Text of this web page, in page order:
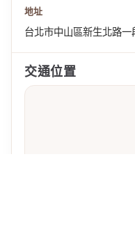
地址
台北市中山區新生北路
交通位置